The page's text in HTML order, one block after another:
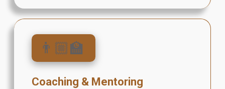
👨🏼‍🏫
Coaching & Mentoring